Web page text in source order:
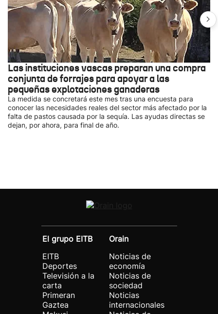
Las instituciones vascas preparan una compra
conjunta de forrajes para apoyar a las
pequeñas explotaciones ganaderas
La medida se concretará este mes tras una encuesta para
conocer las necesidades reales del sector más afectado por la
falta de pastos causada por la sequía. Las ayudas directas se
dejan, por ahora, para final de año.
El grupo EITB
EITB
Deportes
Televisión a la
carta
Primeran
Gaztea
Orain
Noticias de
economía
Noticias de
sociedad
Noticias
internacionales